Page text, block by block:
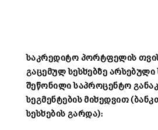
საკრედიტო პორტფელის
გაცემულ სესხებზე
შეწონილი საპროცენტო
სეგმენტების მიხედვით
სესხების გარდა):